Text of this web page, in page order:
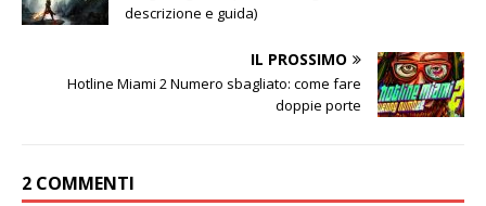
descrizione e guida)
IL PROSSIMO
Hotline Miami 2 Numero sbagliato: come fare
doppie porte
2 COMMENTI